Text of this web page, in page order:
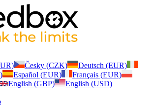
Česky (CZK)
Deutsch (EUR)
Español (EUR)
Français (EUR)
English (GBP) English (USD)